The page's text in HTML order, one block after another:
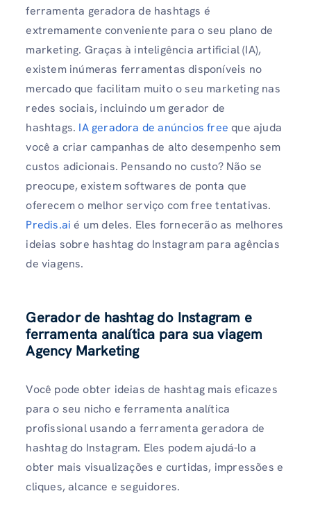
ferramenta geradora de hashtags é
extremamente conveniente para o seu plano de
marketing. Graças à inteligência artificial (IA),
existem inúmeras ferramentas disponíveis no
mercado que facilitam muito o seu marketing nas
redes sociais, incluindo um gerador de
hashtags. IA geradora de anúncios free que ajuda
você a criar campanhas de alto desempenho sem
custos adicionais. Pensando no custo? Não se
preocupe, existem softwares de ponta que
oferecem o melhor serviço com free tentativas.
Predis.ai é um deles. Eles fornecerão as melhores
ideias sobre hashtag do Instagram para agências
de viagens.
Gerador de hashtag do Instagram e
ferramenta analítica para sua viagem
Agency Marketing
Você pode obter ideias de hashtag mais eficazes
para o seu nicho e ferramenta analítica
profissional usando a ferramenta geradora de
hashtag do Instagram. Eles podem ajudá-lo a
obter mais visualizações e curtidas, impressões e
cliques, alcance e seguidores.